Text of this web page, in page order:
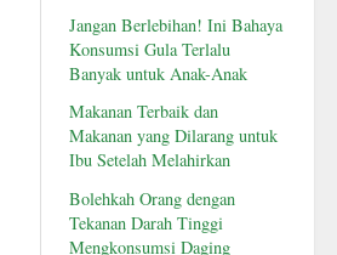
Jangan Berlebihan! Ini Bahaya
Konsumsi Gula Terlalu
Banyak untuk Anak-Anak
Makanan Terbaik dan
Makanan yang Dilarang untuk
Ibu Setelah Melahirkan
Bolehkah Orang dengan
Tekanan Darah Tinggi
Mengkonsumsi Daging